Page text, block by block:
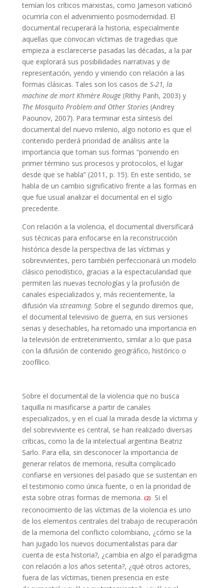
temían los críticos marxistas, como Jameson vaticinó
ocurriría con el advenimiento posmodernidad. El
documental recuperará la historia, especialmente
aquellas que convocan víctimas de tragedias que
empieza a esclarecerse pasadas las décadas, a la par
que explorará sus posibilidades narrativas y de
representación, yendo y viniendo con relación a las
formas clásicas. Tales son los casos de S-21, la
machine de mort Khmère Rouge(Rithy Panh, 2003) y
The Mosquito Problem and Other Stories(Andrey
Paounov, 2007). Para terminar esta síntesis del
documental del nuevo milenio, algo notorio es que el
contenido perderá prioridad de análisis ante la
importancia que toman sus formas “poniendo en
primer término sus procesos y protocolos, el lugar
desde que se habla” (2011, p. 15). En este sentido, se
habla de un cambio significativo frente a las formas en
que fue usual analizar el documental en el siglo
precedente.
Con relación a la violencia, el documental diversificará
sus técnicas para enfocarse en la reconstrucción
histórica desde la perspectiva de las víctimas y
sobrevivientes, pero también perfeccionará un modelo
clásico periodístico, gracias a la espectacularidad que
permiten las nuevas tecnologías y la profusión de
canales especializados y, más recientemente, la
difusión vía streaming. Sobre el segundo diremos que,
el documental televisivo de guerra, en sus versiones
serias y desechables, ha retomado una importancia en
la televisión de entretenimiento, similar a lo que pasa
con la difusión de contenido geográfico, histórico o
zoofílico.
Sobre el documental de la violencia que no busca
taquilla ni masificarse a partir de canales
especializados, y en el cual la mirada desde la víctima y
del sobreviviente es central, se han realizado diversas
críticas, como la de la intelectual argentina Beatriz
Sarlo. Para ella, sin desconocer la importancia de
generar relatos de memoria, resulta complicado
confiarse en versiones del pasado que se sustentan en
el testimonio como única fuente, o en la prioridad de
esta sobre otras formas de memoria. (2)Si el
reconocimiento de las víctimas de la violencia es uno
de los elementos centrales del trabajo de recuperación
de la memoria del conflicto colombiano, ¿cómo se la
han jugado los nuevos documentalistas para dar
cuenta de esta historia?, ¿cambia en algo el paradigma
con relación a los años setenta?, ¿qué otros actores,
fuera de las víctimas, tienen presencia en este